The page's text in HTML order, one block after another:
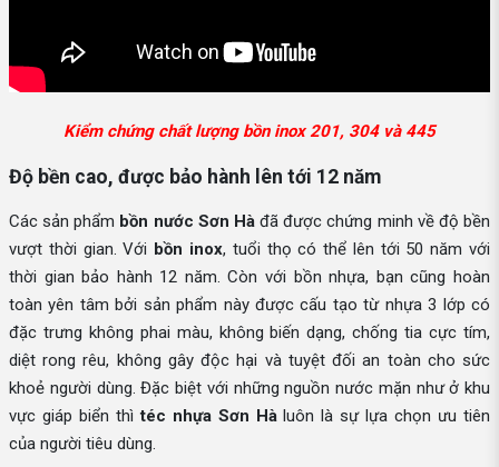
Kiểm chứng chất lượng bồn inox 201, 304 và 445
Độ bền cao, được bảo hành lên tới 12 năm
Các sản phẩm bồn nước Sơn Hàđã được chứng minh về độ bền
vượt thời gian. Với bồn inox, tuổi thọ có thể lên tới 50 năm với
thời gian bảo hành 12 năm. Còn với bồn nhựa, bạn cũng hoàn
toàn yên tâm bởi sản phẩm này được cấu tạo từ nhựa 3 lớp có
đặc trưng không phai màu, không biến dạng, chống tia cực tím,
diệt rong rêu, không gây độc hại và tuyệt đối an toàn cho sức
khoẻ người dùng. Đặc biệt với những nguồn nước mặn như ở khu
vực giáp biển thìtéc nhựa Sơn Hàluôn là sự lựa chọn ưu tiên
của người tiêu dùng.